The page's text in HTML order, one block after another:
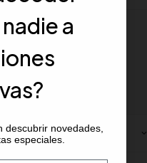
de 100€
a
descubrir novedades,
especiales.